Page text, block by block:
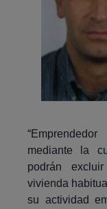
mediante la
podrán
vivienda
su actividad